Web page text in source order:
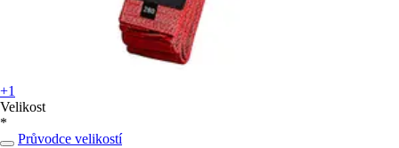
+1
Velikost
*
Průvodce velikostí